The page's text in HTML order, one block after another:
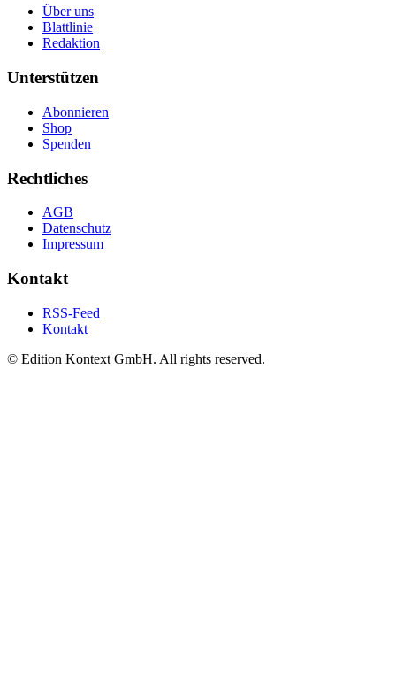
Über uns
Blattlinie
Redaktion
Unterstützen
Abonnieren
Shop
Spenden
Rechtliches
AGB
Datenschutz
Impressum
Kontakt
RSS-Feed
Kontakt
© Edition Kontext GmbH. All rights reserved.